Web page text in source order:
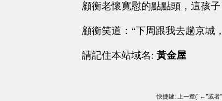
顧衡老懷寬慰的點點頭，這孩
顧衡笑道：“下周跟我去趟京城
請記住本站域名: 黃金屋
快捷鍵: 上一章("←"或